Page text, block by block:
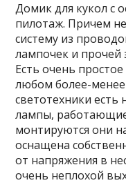
Домик для кукол с
пилотаж. Причем
систему из
лампочек и прочей
Есть очень
любом более-
светотехники
лампы,
монтируются они
оснащена
от напряжения в
очень неплохой